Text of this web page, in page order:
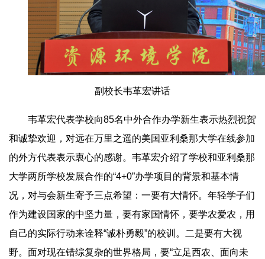
副校长韦革宏讲话
韦革宏代表学校向85名中外合作办学新生表示热烈祝贺
和诚挚欢迎，对远在万里之遥的美国亚利桑那大学在线参加
的外方代表表示衷心的感谢。韦革宏介绍了学校和亚利桑那
大学两所学校发展合作的“4+0”办学项目的背景和基本情
况，对与会新生寄予三点希望：一要有大情怀。年轻学子们
作为建设国家的中坚力量，要有家国情怀，要学农爱农，用
自己的实际行动来诠释“诚朴勇毅”的校训。二是要有大视
野。面对现在错综复杂的世界格局，要“立足西农、面向未